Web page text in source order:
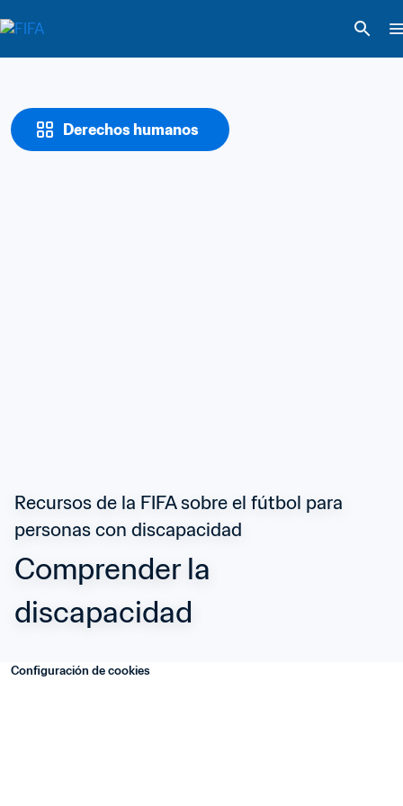
Derechos humanos
Recursos de la FIFA sobre el fútbol para
personas con discapacidad
Comprender la
discapacidad
Configuración de cookies